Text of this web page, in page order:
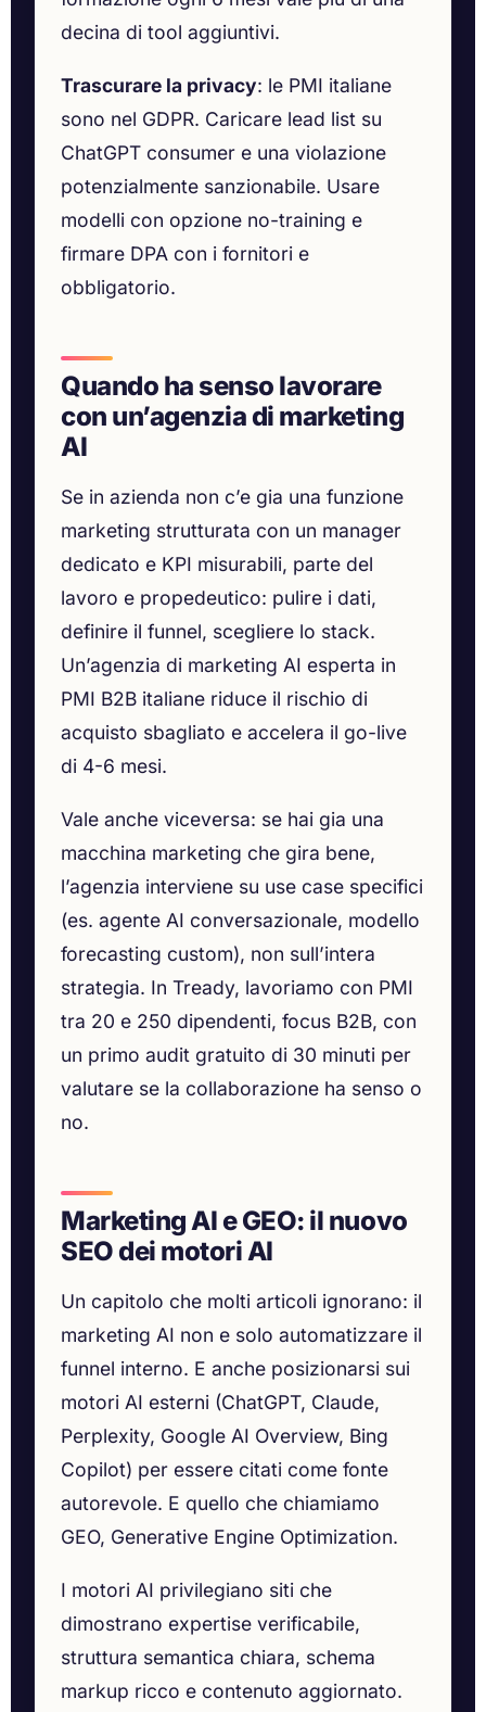
decina di tool aggiuntivi.
Trascurare la privacy: le PMI italiane
sono nel GDPR. Caricare lead list su
ChatGPT consumer e una violazione
potenzialmente sanzionabile. Usare
modelli con opzione no-training e
firmare DPA con i fornitori e
obbligatorio.
Quando ha senso lavorare
con un’agenzia di marketing
AI
Se in azienda non c’e gia una funzione
marketing strutturata con un manager
dedicato e KPI misurabili, parte del
lavoro e propedeutico: pulire i dati,
definire il funnel, scegliere lo stack.
Un’agenzia di marketing AI esperta in
PMI B2B italiane riduce il rischio di
acquisto sbagliato e accelera il go-live
di 4-6 mesi.
Vale anche viceversa: se hai gia una
macchina marketing che gira bene,
l’agenzia interviene su use case specifici
(es. agente AI conversazionale, modello
forecasting custom), non sull’intera
strategia. In Tready, lavoriamo con PMI
tra 20 e 250 dipendenti, focus B2B, con
un primo audit gratuito di 30 minuti per
valutare se la collaborazione ha senso o
no.
Marketing AI e GEO: il nuovo
SEO dei motori AI
Un capitolo che molti articoli ignorano: il
marketing AI non e solo automatizzare il
funnel interno. E anche posizionarsi sui
motori AI esterni (ChatGPT, Claude,
Perplexity, Google AI Overview, Bing
Copilot) per essere citati come fonte
autorevole. E quello che chiamiamo
GEO, Generative Engine Optimization.
I motori AI privilegiano siti che
dimostrano expertise verificabile,
struttura semantica chiara, schema
markup ricco e contenuto aggiornato.